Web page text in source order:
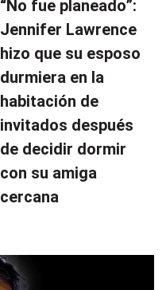
“No fue planeado”: ​​
Jennifer Lawrence
hizo que su esposo
durmiera en la
habitación de
invitados después
de decidir dormir
con su amiga
cercana